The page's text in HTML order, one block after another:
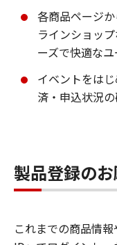
各商品ページ
ラインショッ
ーズで快適な
イベントをは
済・申込状況
製品登録の
これまでの商品情